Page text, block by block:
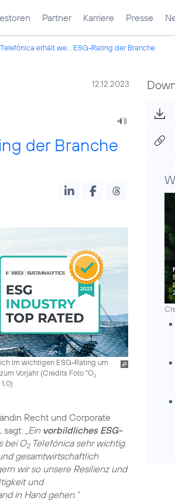
Partner Karriere Presse
Telefónica erhält we... ESG-Rating der Branche
12.12.2023
der Branche
im wichtigen ESG-Rating um
Vorjahr (Credits Foto "O2
)
Recht und Corporate
sagt: „Ein vorbildliches ESG-
bei O2Telefónica sehr wichtig.
gesamtwirtschaftlich
wir so unsere Resilienz und
und
in Hand gehen.“